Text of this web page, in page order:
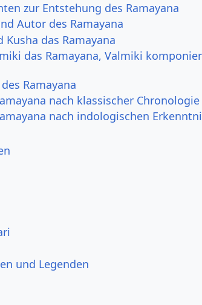
zur Entstehung des Ramayana
Autor des Ramayana
das Ramayana
das Ramayana, Valmiki
Ramayana
nach klassischer Chronologie
nach indologischen
und Legenden